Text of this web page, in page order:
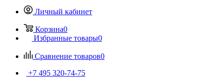
Личный кабинет
Корзина0
Избранные товары0
Сравнение товаров0
+7 495 320-74-75